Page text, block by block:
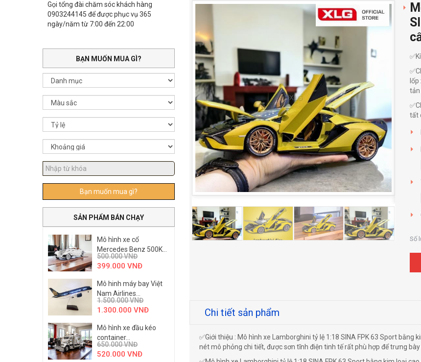
Gọi tổng đài chăm sóc khách hàng
0903244145 để được phục vụ 365
ngày/năm từ 7:00 đến 22:00
BẠN MUỐN MUA GÌ?
Bạn muốn mua gì?
SẢN PHẨM BÁN CHẠY
Mô hình xe cổ
Mercedes Benz 500K...
500.000VNĐ
399.000 VNĐ
Mô hinh máy bay Việt
Nam Airlines...
1.500.000VNĐ
1.300.000 VNĐ
Mô hình xe đầu kéo
container...
650.000VNĐ
520.000 VNĐ
tản
tất
Số
Chi tiết sản phẩm
✅Giới thiệu : Mô hình xe Lamborghini tỷ lệ 1:18 SINA FPK 63 Sport
nét mô phỏng chi tiết, được sơn tĩnh điện tinh tế rất phù hợp để trưng bày